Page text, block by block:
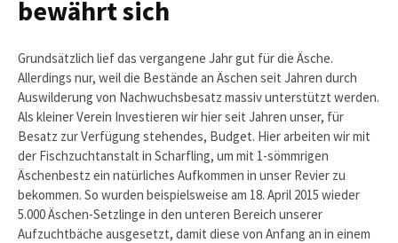
bewährt sich
Grundsätzlich lief das vergangene Jahr gut für die Äsche.
Allerdings nur, weil die Bestände an Äschen seit Jahren durch
Auswilderung von Nachwuchsbesatz massiv unterstützt werden.
Als kleiner Verein Investieren wir hier seit Jahren unser, für
Besatz zur Verfügung stehendes, Budget. Hier arbeiten wir mit
der Fischzuchtanstalt in Scharfling, um mit 1-sömmrigen
Äschenbestz ein natürliches Aufkommen in unser Revier zu
bekommen. So wurden beispielsweise am 18. April 2015 wieder
5.000 Äschen-Setzlinge in den unteren Bereich unserer
Aufzuchtbäche ausgesetzt, damit diese von Anfang an in einem